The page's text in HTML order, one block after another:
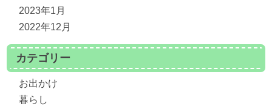
2023年1月
2022年12月
カテゴリー
お出かけ
暮らし